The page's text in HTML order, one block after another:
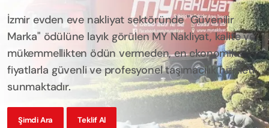
İzmir evden eve nakliyat sektöründe "Güvenilir
Marka" ödülüne layık görülen MY Nakliyat, kalite ve
mükemmellikten ödün vermeden, en ekonomik
fiyatlarla güvenli ve profesyonel taşımacılık hizmeti
sunmaktadır.
Şimdi Ara Teklif Al